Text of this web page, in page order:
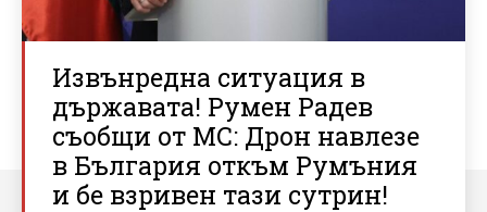
Извънредна ситуация в
държавата! Румен Радев
съобщи от МС: Дрон навлезе
в България откъм Румъния
и бе взривен тази сутрин!